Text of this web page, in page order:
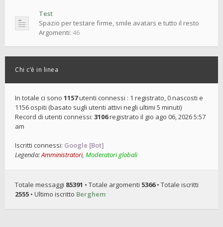
Test
Spazio per testare firme, smile avatars e tutto il resto
Argomenti: 46
Chi c’è in linea
In totale ci sono 1157utenti connessi : 1 registrato, 0 nascosti e
1156 ospiti (basato sugli utenti attivi negli ultimi 5 minuti)
Record di utenti connessi: 3106registrato il gio ago 06, 2026 5:57
am
Iscritti connessi: Google [Bot]
Legenda:Amministratori, Moderatori globali
Totale messaggi 85391 • Totale argomenti 5366• Totale iscritti
2555 • Ultimo iscritto Berghem